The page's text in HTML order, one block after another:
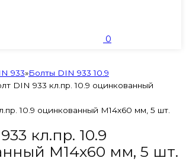
0
933»Болты DIN 933 10.9
DIN 933 кл.пр. 10.9 оцинкованный
кл.пр. 10.9
М14х60 мм, 5 шт.